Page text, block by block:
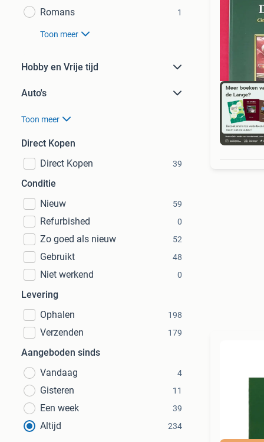
Romans 1
Toon meer
Hobby en Vrije tijd
Auto's
Toon meer
Direct Kopen
Direct Kopen
39
Conditie
Nieuw
59
Refurbished 0
Zo goed als nieuw 52
Gebruikt 48
Niet werkend 0
Levering
Ophalen
198
Verzenden 179
Aangeboden sinds
Vandaag
4
Gisteren 11
Een week 39
Altijd 234